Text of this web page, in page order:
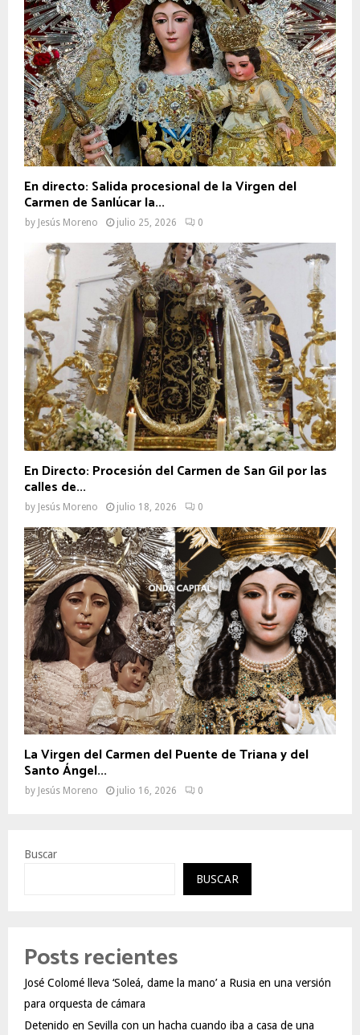
En directo: Salida procesional de la Virgen del
Carmen de Sanlúcar la...
by Jesús Moreno julio 25, 2026 0
En Directo: Procesión del Carmen de San Gil por las
calles de...
by Jesús Moreno julio 18, 2026 0
La Virgen del Carmen del Puente de Triana y del
Santo Ángel...
by Jesús Moreno julio 16, 2026 0
Buscar
BUSCAR
Posts recientes
José Colomé lleva ‘Soleá, dame la mano’ a Rusia en una versión
para orquesta de cámara
Detenido en Sevilla con un hacha cuando iba a casa de una